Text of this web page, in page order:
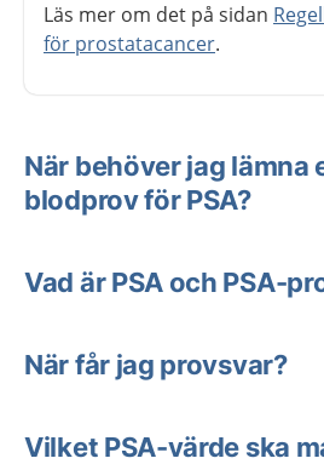
Läs mer om det på sidan
för prostatacancer.
När behöver jag lämna
blodprov för PSA?
Vad är PSA och PSA-
När får jag provsvar?
Vilket PSA-värde ska